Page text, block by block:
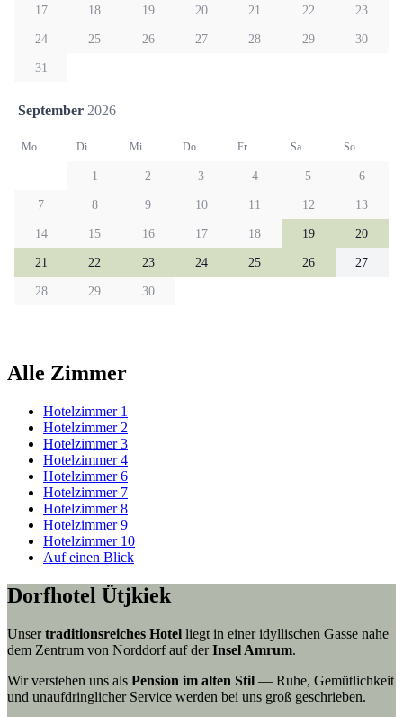
17 18 19 20 21 22 23
24 25 26 27 28 29 30
31
September 2026
Mo Di Mi Do Fr Sa So
1 2 3 4 5 6
7 8 9 10 11 12 13
14 15 16 17 18 19 20
21 22 23 24 25 26 27
28 29 30
Alle Zimmer
Hotelzimmer 1
Hotelzimmer 2
Hotelzimmer 3
Hotelzimmer 4
Hotelzimmer 6
Hotelzimmer 7
Hotelzimmer 8
Hotelzimmer 9
Hotelzimmer 10
Auf einen Blick
Dorfhotel Ütjkiek
Unsertraditionsreiches Hotel liegt in einer idyllischen Gasse nahe
dem Zentrum von Norddorf auf derInsel Amrum.
Wir verstehen uns als Pension im alten Stil — Ruhe, Gemütlichkeit
und unaufdringlicher Service werden bei uns groß geschrieben.